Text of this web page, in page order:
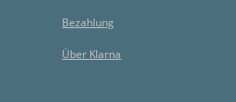
Bezahlung
Über Klarna